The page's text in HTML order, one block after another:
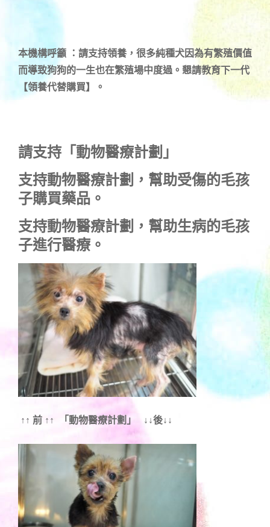
本機構呼籲 ：請支持領養，很多純種犬因為有繁殖價值
而導致狗狗的一生也在繁殖場中度過。懇請教育下一代
【領養代替購買】。
請支持「動物醫療計劃」
支持動物醫療計劃 ，幫助受傷的毛孩
子購買藥品。
支持動物醫療計劃 ，幫助生病的毛孩
子進行醫療。
↑↑ 前 ↑↑ 「動物醫療計劃」 ↓↓後↓↓